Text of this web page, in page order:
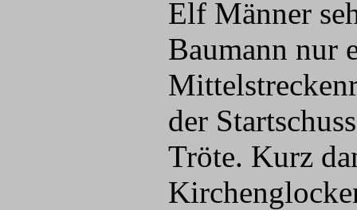
Elf Männer
Baumann nur
der
Tröte. Kurz